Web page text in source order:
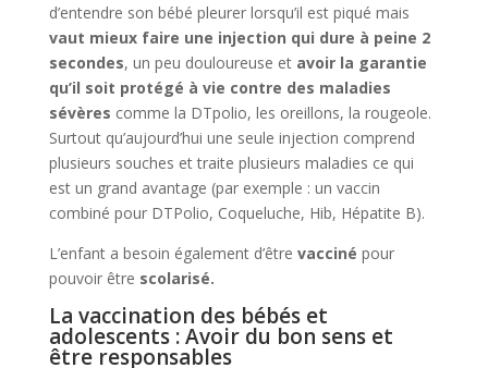
d’entendre son bébé pleurer lorsqu’il est piqué mais
vaut mieux faire une injection qui dure à peine 2
secondes, un peu douloureuse et avoir la garantie
qu’il soit protégé à vie contre des maladies
sévères comme la DTpolio, les oreillons, la rougeole.
Surtout qu’aujourd’hui une seule injection comprend
plusieurs souches et traite plusieurs maladies ce qui
est un grand avantage (par exemple : un vaccin
combiné pour DTPolio, Coqueluche, Hib, Hépatite B).
L’enfant a besoin également d’être vacciné pour
pouvoir être scolarisé.
La vaccination des bébés et
adolescents : Avoir du bon sens et
être responsables